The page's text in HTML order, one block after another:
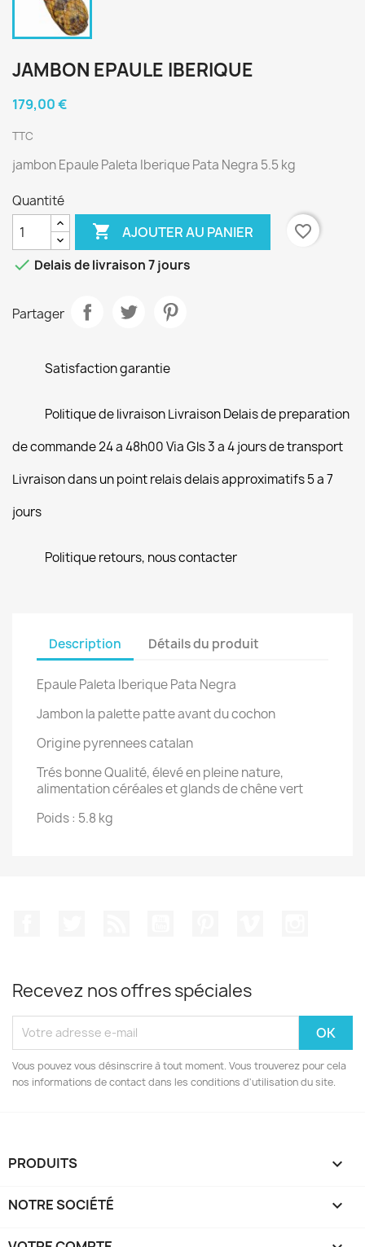
JAMBON EPAULE IBERIQUE
179,00 €
TTC
jambon Epaule Paleta Iberique Pata Negra 5.5 kg
Quantité
 AJOUTER AU PANIER
favorite_border
 Delais de livraison 7 jours
Partager
Satisfaction garantie
Politique de livraison Livraison Delais de preparation
de commande 24 a 48h00 Via Gls 3 a 4 jours de transport
Livraison dans un point relais delais approximatifs 5 a 7
jours
Politique retours, nous contacter
Description Détails du produit
Epaule Paleta Iberique Pata Negra
Jambon la palette patte avant du cochon
Origine pyrennees catalan
Trés bonne Qualité, élevé en pleine nature,
alimentation céréales et glands de chêne vert
Poids : 5.8 kg
Recevez nos offres spéciales
Vous pouvez vous désinscrire à tout moment. Vous trouverez pour cela
nos informations de contact dans les conditions d'utilisation du site.
PRODUITS 
NOTRE SOCIÉTÉ 